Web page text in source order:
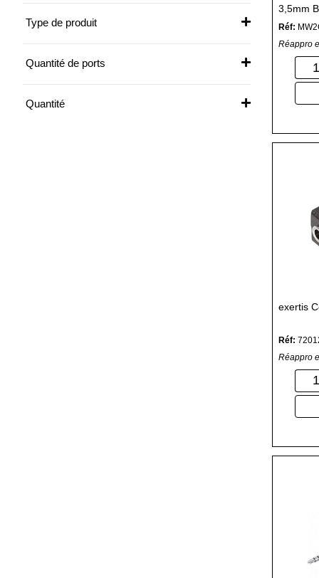
ROLINE
SASU /4
SENNHEISER 1/1
STARTECH /5
1/1
TESCA /2
Type de produit
Quantité de ports
Quantité
3,5mm
Réf:
Réappro
exertis
Réf:
Réappro